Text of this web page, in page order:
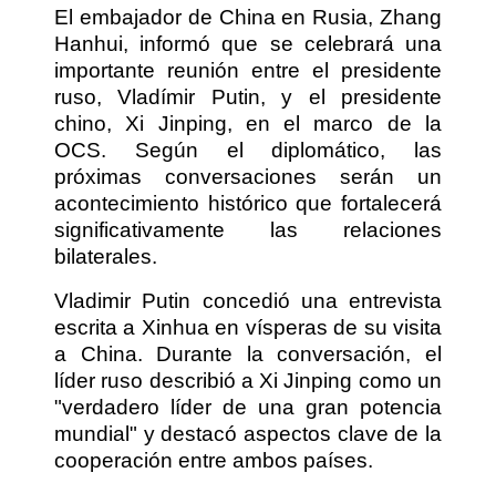
El embajador de China en Rusia, Zhang
Hanhui, informó que se celebrará una
importante reunión entre el presidente
ruso, Vladímir Putin, y el presidente
chino, Xi Jinping, en el marco de la
OCS. Según el diplomático, las
próximas conversaciones serán un
acontecimiento histórico que fortalecerá
significativamente las relaciones
bilaterales.
Vladimir Putin concedió una entrevista
escrita a Xinhua en vísperas de su visita
a China. Durante la conversación, el
líder ruso describió a Xi Jinping como un
"verdadero líder de una gran potencia
mundial" y destacó aspectos clave de la
cooperación entre ambos países.